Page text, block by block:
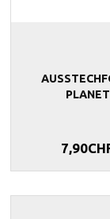
PLANET